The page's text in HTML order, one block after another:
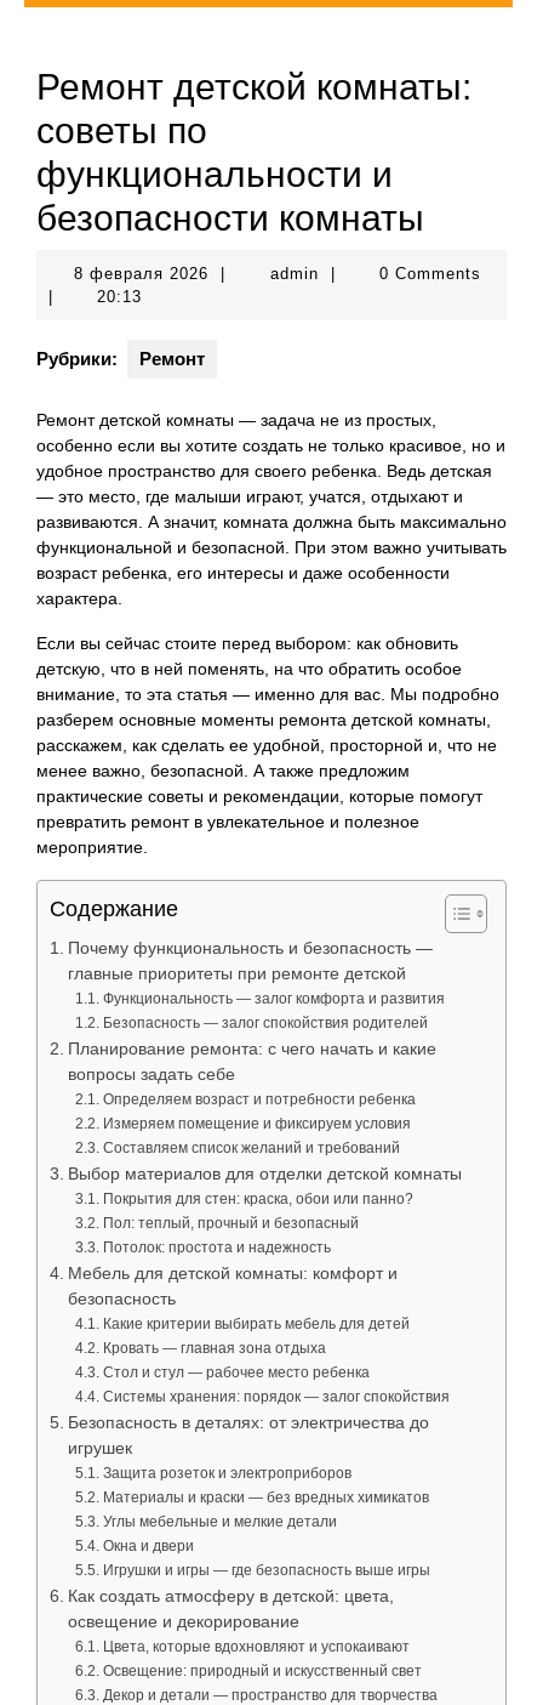
Ремонт детской комнаты:
советы по
функциональности и
безопасности комнаты
8 февраля 2026 adminadmin
0 Comments
20:13
Рубрики: Ремонт
Ремонт детской комнаты — задача не из простых,
особенно если вы хотите создать не только красивое, но и
удобное пространство для своего ребенка. Ведь детская
— это место, где малыши играют, учатся, отдыхают и
развиваются. А значит, комната должна быть максимально
функциональной и безопасной. При этом важно учитывать
возраст ребенка, его интересы и даже особенности
характера.
Если вы сейчас стоите перед выбором: как обновить
детскую, что в ней поменять, на что обратить особое
внимание, то эта статья — именно для вас. Мы подробно
разберем основные моменты ремонта детской комнаты,
расскажем, как сделать ее удобной, просторной и, что не
менее важно, безопасной. А также предложим
практические советы и рекомендации, которые помогут
превратить ремонт в увлекательное и полезное
мероприятие.
Содержание
Почему функциональность и безопасность —
главные приоритеты при ремонте детской
Функциональность — залог комфорта и развития
Безопасность — залог спокойствия родителей
Планирование ремонта: с чего начать и какие
вопросы задать себе
Определяем возраст и потребности ребенка
Измеряем помещение и фиксируем условия
Составляем список желаний и требований
Выбор материалов для отделки детской комнаты
Покрытия для стен: краска, обои или панно?
Пол: теплый, прочный и безопасный
Потолок: простота и надежность
Мебель для детской комнаты: комфорт и
безопасность
Какие критерии выбирать мебель для детей
Кровать — главная зона отдыха
Стол и стул — рабочее место ребенка
Системы хранения: порядок — залог спокойствия
Безопасность в деталях: от электричества до
игрушек
Защита розеток и электроприборов
Материалы и краски — без вредных химикатов
Углы мебельные и мелкие детали
Окна и двери
Игрушки и игры — где безопасность выше игры
Как создать атмосферу в детской: цвета,
освещение и декорирование
Цвета, которые вдохновляют и успокаивают
Освещение: природный и искусственный свет
Декор и детали — пространство для творчества